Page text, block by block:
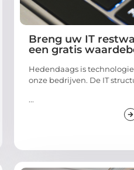
Breng uw IT
een gratis
Hedendaags is
onze bedrijven. De IT
...